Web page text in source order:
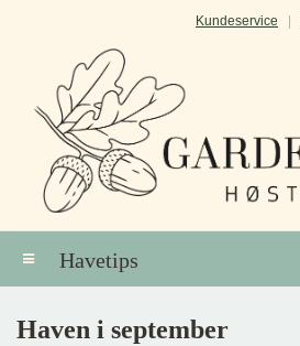
Kundeservice
Havetips
Haven i september